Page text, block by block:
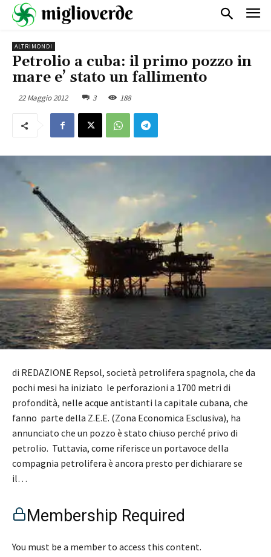
ALTRIMONDI
Petrolio a cuba: il primo pozzo in
mare e’ stato un fallimento
22 Maggio 2012 3 188
di REDAZIONE Repsol, società petrolifera spagnola, che da
pochi mesi ha iniziato le perforazioni a 1700 metri di
profondità, nelle acque antistanti la capitale cubana, che
fanno parte della Z.E.E. (Zona Economica Esclusiva), ha
annunciato che un pozzo è stato chiuso perché privo di
petrolio. Tuttavia, come riferisce un portavoce della
compagnia petrolifera è ancora presto per dichiarare se
il…
Membership Required
You must be a member to access this content.